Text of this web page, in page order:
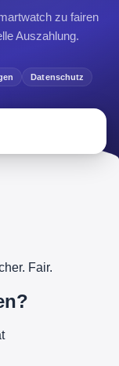
zu fairen
Auszahlung.
Datenschutz
Fair.